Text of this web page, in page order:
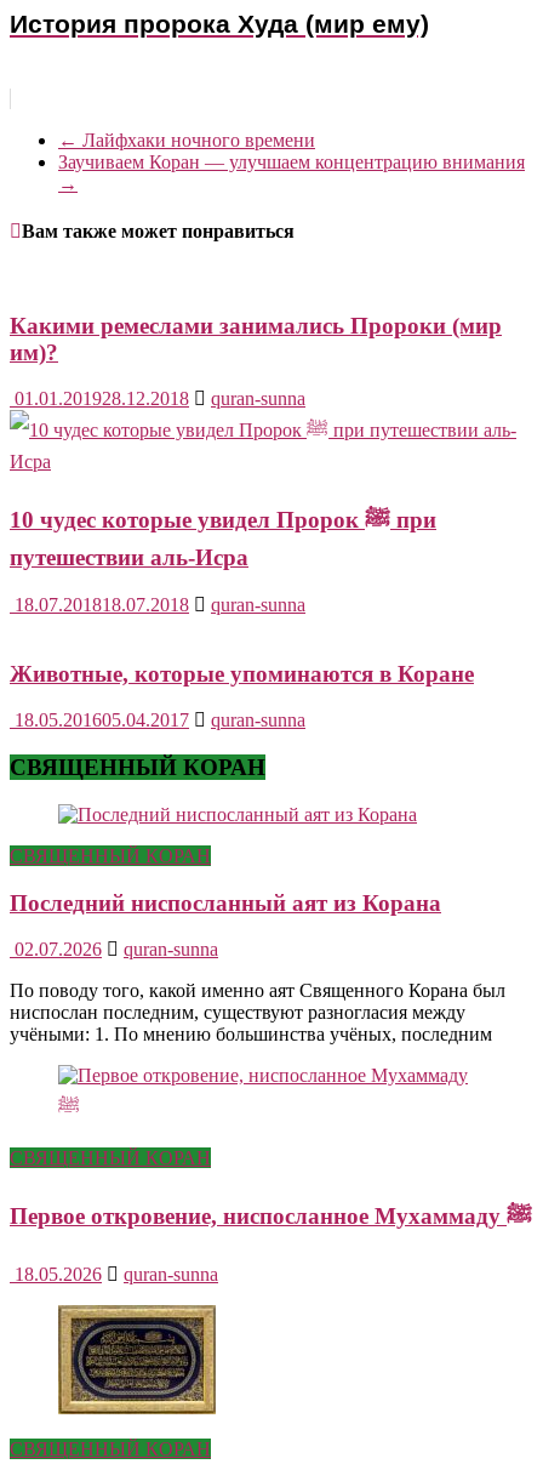
История пророка Худа (мир ему)
← Лайфхаки ночного времени
Заучиваем Коран — улучшаем концентрацию внимания
→
Вам также может понравиться
Какими ремеслами занимались Пророки (мир
им)?
01.01.201928.12.2018 quran-sunna
10 чудес которые увидел Пророк ﷺ при
путешествии аль-Исра
18.07.201818.07.2018 quran-sunna
Животные, которые упоминаются в Коране
18.05.201605.04.2017 quran-sunna
СВЯЩЕННЫЙ КОРАН
СВЯЩЕННЫЙ КОРАН
Последний ниспосланный аят из Корана
02.07.2026
quran-sunna
По поводу того, какой именно аят Священного Корана был
ниспослан последним, существуют разногласия между
учёными: 1. По мнению большинства учёных, последним
СВЯЩЕННЫЙ КОРАН
Первое откровение, ниспосланное Мухаммаду ﷺ
18.05.2026 quran-sunna
СВЯЩЕННЫЙ КОРАН